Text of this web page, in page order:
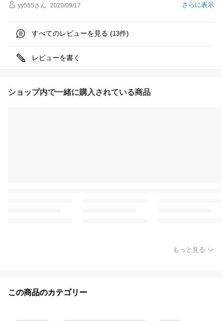
さらに表示
yy555さん 2020/09/17
すべてのレビューを見る (13件)
レビューを書く
ショップ内で一緒に購入されている商品
もっと見る
この商品のカテゴリー